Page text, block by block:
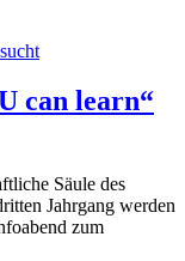
can learn“
Säule des
Jahrgang werden
zum